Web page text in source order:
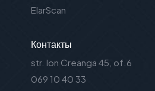
ElarScan
Контакты
str. Ion Creanga 45, of.6
069 10 40 33